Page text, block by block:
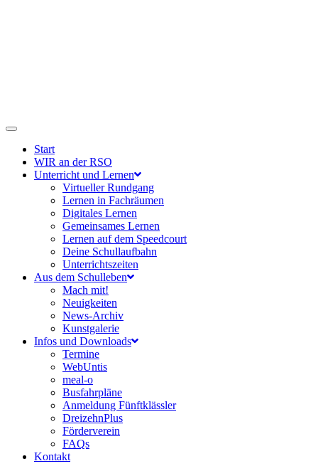
Start
WIR an der RSO
Unterricht und Lernen
Virtueller Rundgang
Lernen in Fachräumen
Digitales Lernen
Gemeinsames Lernen
Lernen auf dem Speedcourt
Deine Schullaufbahn
Unterrichtszeiten
Aus dem Schulleben
Mach mit!
Neuigkeiten
News-Archiv
Kunstgalerie
Infos und Downloads
Termine
WebUntis
meal-o
Busfahrpläne
Anmeldung Fünftklässler
DreizehnPlus
Förderverein
FAQs
Kontakt